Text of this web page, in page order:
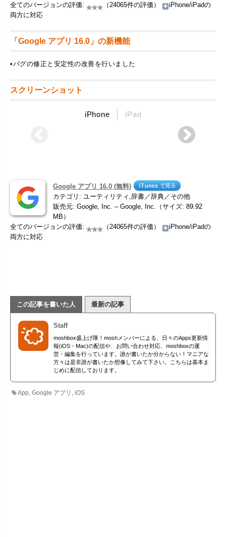
全てのバージョンの評価:
（24065件の評価）
iPhone/iPadの
両方に対応
「Google アプリ 16.0」の新機能
•バグの修正と安定性の改善を行いました
スクリーンショット
iPhone iPad
Google アプリ 16.0 (無料)
カテゴリ: ユーティリティ,辞書／辞典／その他
販売元: Google, Inc. – Google, Inc.（サイズ: 89.92
MB）
全てのバージョンの評価:
（24065件の評価）
iPhone/iPadの
両方に対応
この記事を書いた人 最新の記事
Staff
moshbox盛上げ隊！moshメンバーによる、日々のApps更新情
報(iOS・Mac)の配信や、お問い合わせ対応、moshboxの運
営・編集を行っています。誰が書いたか分からない！マニアな
方々は是非誰が書いたか想像してみて下さい。こちらは基本ま
じめに配信しております。
App ,Google アプリ ,iOS